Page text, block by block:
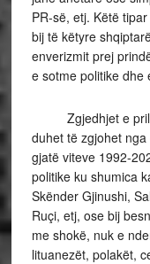
PR-së, etj. Këtë
bij të këtyre
enverizmit prej
e sotme politike dhe
Zgjedhjet e prillit
duhet të zgjohet
gjatë viteve 1992-
politike ku shumica
Skënder Gjinushi,
Ruçi, etj, ose bij
me shokë, nuk e
lituanezët, polakët,